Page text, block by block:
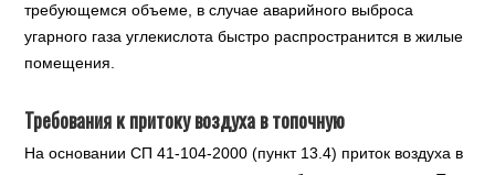
требующемся объеме, в случае аварийного выброса
угарного газа углекислота быстро распространится в жилые
помещения.
Требования к притоку воздуха в топочную
На основании СП 41-104-2000 (пункт 13.4) приток воздуха в